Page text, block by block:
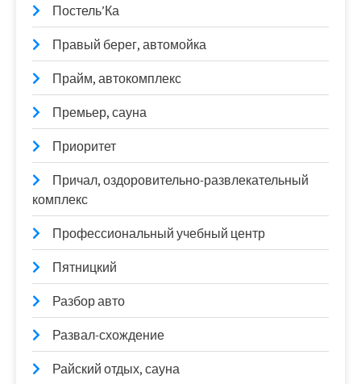
Постель’Ка
Правый берег, автомойка
Прайм, автокомплекс
Премьер, сауна
Приоритет
Причал, оздоровительно-развлекательный
комплекс
Профессиональный учебный центр
Пятницкий
Разбор авто
Развал-схождение
Райский отдых, сауна